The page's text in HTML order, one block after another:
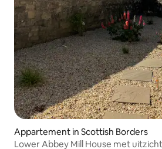
Appartement in Scottish Borders
Lower Abbey Mill House met